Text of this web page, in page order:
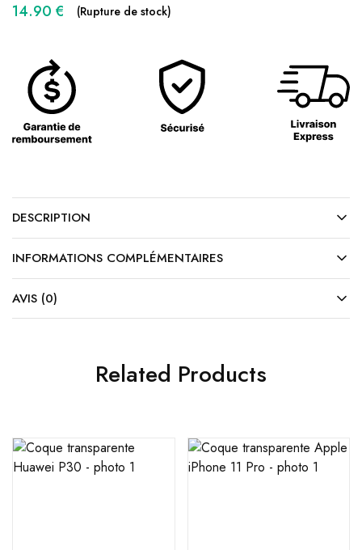
14.90 € (Rupture de stock)
DESCRIPTION
INFORMATIONS COMPLÉMENTAIRES
AVIS (0)
Related Products